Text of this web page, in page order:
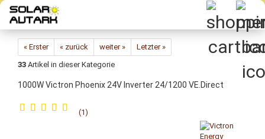
Direkt
zum
Hauptinhalt
« Erster « zurück weiter »
Letzter »
33 Artikel in dieser Kategorie
1000W Vic­tron Phoe­nix 24V In­ver­ter 24/1200 VE.Di­rect
1